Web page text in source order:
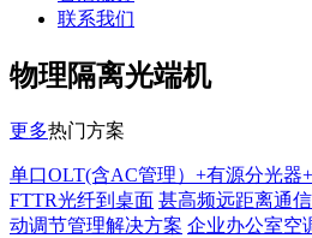
联系我们
物理隔离光端机
更多热门方案
单口OLT(含AC管理）+有源分光器
FTTR光纤到桌面 甚高频远距离通
动调节管理解决方案 企业办公室空